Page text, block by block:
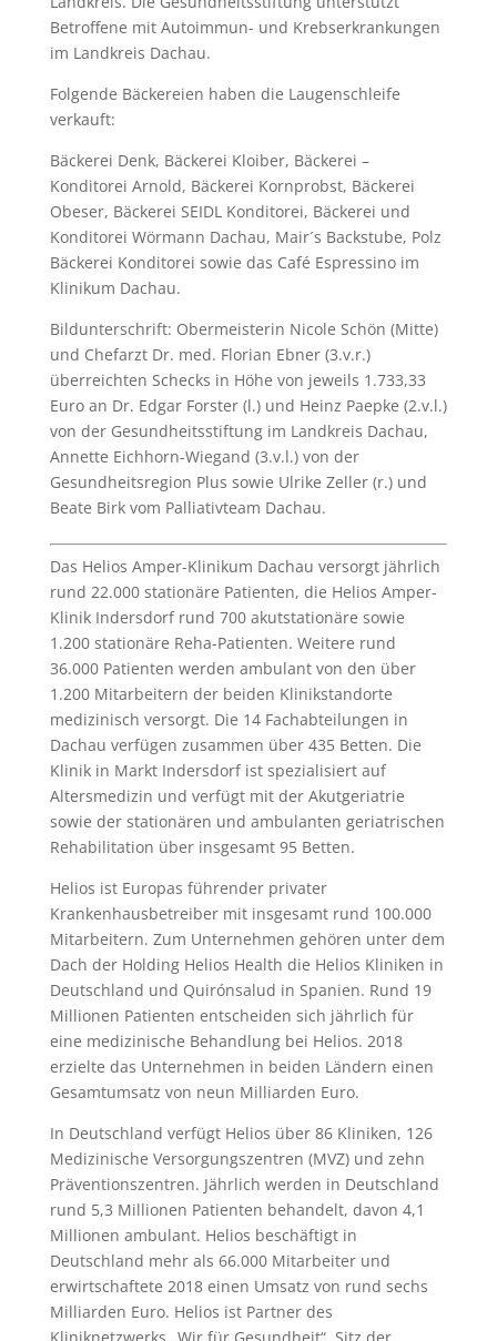
Betroffene mit Autoimmun- und Krebserkrankungen
im Landkreis Dachau.
Folgende Bäckereien haben die Laugenschleife
verkauft:
Bäckerei Denk, Bäckerei Kloiber, Bäckerei –
Konditorei Arnold, Bäckerei Kornprobst, Bäckerei
Obeser, Bäckerei SEIDL Konditorei, Bäckerei und
Konditorei Wörmann Dachau, Mair´s Backstube, Polz
Bäckerei Konditorei sowie das Café Espressino im
Klinikum Dachau.
Bildunterschrift: Obermeisterin Nicole Schön (Mitte)
und Chefarzt Dr. med. Florian Ebner (3.v.r.)
überreichten Schecks in Höhe von jeweils 1.733,33
Euro an Dr. Edgar Forster (l.) und Heinz Paepke (2.v.l.)
von der Gesundheitsstiftung im Landkreis Dachau,
Annette Eichhorn-Wiegand (3.v.l.) von der
Gesundheitsregion Plus sowie Ulrike Zeller (r.) und
Beate Birk vom Palliativteam Dachau.
Das Helios Amper-Klinikum Dachau versorgt jährlich
rund 22.000 stationäre Patienten, die Helios Amper-
Klinik Indersdorf rund 700 akutstationäre sowie
1.200 stationäre Reha-Patienten. Weitere rund
36.000 Patienten werden ambulant von den über
1.200 Mitarbeitern der beiden Klinikstandorte
medizinisch versorgt. Die 14 Fachabteilungen in
Dachau verfügen zusammen über 435 Betten. Die
Klinik in Markt Indersdorf ist spezialisiert auf
Altersmedizin und verfügt mit der Akutgeriatrie
sowie der stationären und ambulanten geriatrischen
Rehabilitation über insgesamt 95 Betten.
Helios ist Europas führender privater
Krankenhausbetreiber mit insgesamt rund 100.000
Mitarbeitern. Zum Unternehmen gehören unter dem
Dach der Holding Helios Health die Helios Kliniken in
Deutschland und Quirónsalud in Spanien. Rund 19
Millionen Patienten entscheiden sich jährlich für
eine medizinische Behandlung bei Helios. 2018
erzielte das Unternehmen in beiden Ländern einen
Gesamtumsatz von neun Milliarden Euro.
In Deutschland verfügt Helios über 86 Kliniken, 126
Medizinische Versorgungszentren (MVZ) und zehn
Präventionszentren. Jährlich werden in Deutschland
rund 5,3 Millionen Patienten behandelt, davon 4,1
Millionen ambulant. Helios beschäftigt in
Deutschland mehr als 66.000 Mitarbeiter und
erwirtschaftete 2018 einen Umsatz von rund sechs
Milliarden Euro. Helios ist Partner des